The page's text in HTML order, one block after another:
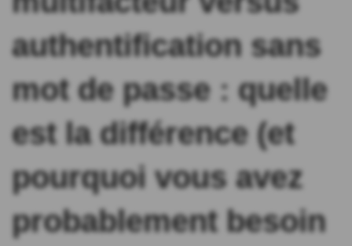
authentification sans
mot de passe : quelle
est la différence (et
pourquoi vous avez
probablement besoin